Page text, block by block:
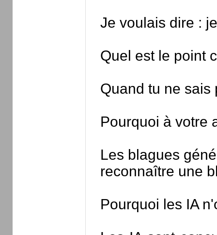
Je voulais dire :
Quel est le point
Quand tu ne sais
Pourquoi à votre
Les blagues
reconnaître une
Pourquoi les IA